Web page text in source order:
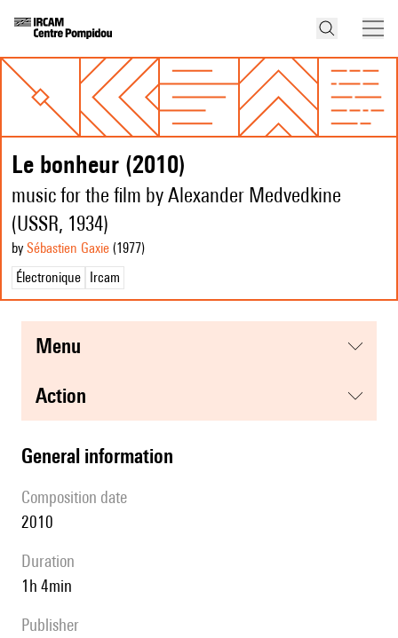
Le bonheur (2010)
music for the film by Alexander Medvedkine
(USSR, 1934)
by Sébastien Gaxie (1977)
Électronique
Ircam
menu
action
general information
composition date
2010
duration
1h 4min
publisher